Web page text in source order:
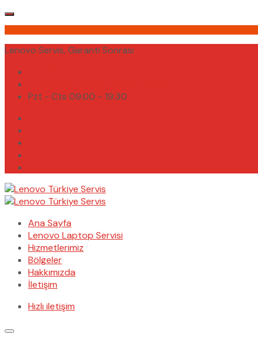
Lenovo Servis, Garanti Sonrası
Pzt - Cts 09.00 - 19.30
Ana Sayfa
Lenovo Laptop Servisi
Hizmetlerimiz
Bölgeler
Hakkımızda
İletişim
Hızlı iletişim